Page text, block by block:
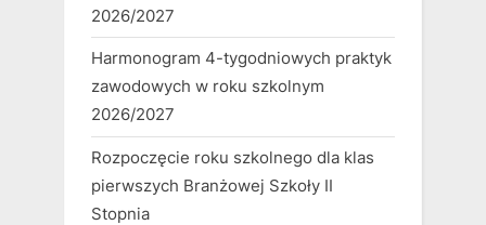
2026/2027
Harmonogram 4-tygodniowych praktyk
zawodowych w roku szkolnym
2026/2027
Rozpoczęcie roku szkolnego dla klas
pierwszych Branżowej Szkoły II
Stopnia